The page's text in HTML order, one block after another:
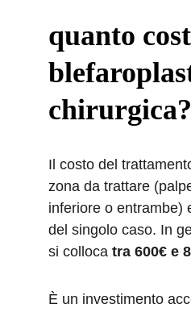
quanto
chirurgica?
Il costo del
zona da trattare
inferiore o entrambe)
del singolo caso. In
si colloca tra 600€ e
È un investimento